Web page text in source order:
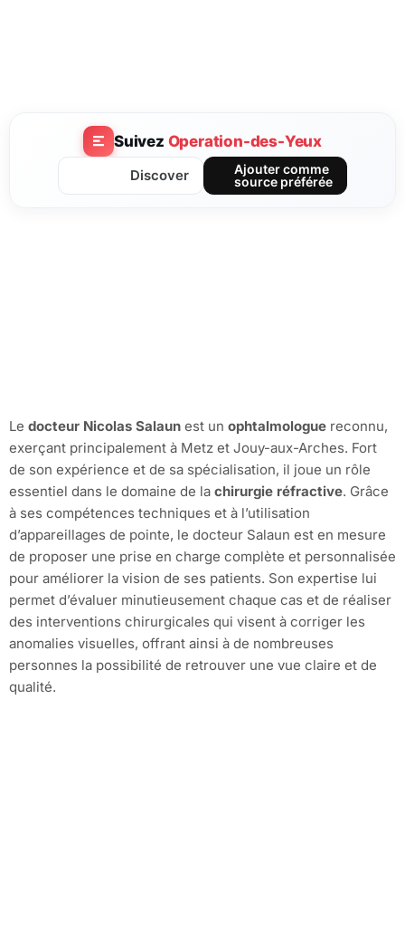
Suivez Operation-des-Yeux
Discover
Ajouter comme
source préférée
Le docteur Nicolas Salaun est un ophtalmologue reconnu,
exerçant principalement à Metz et Jouy-aux-Arches. Fort
de son expérience et de sa spécialisation, il joue un rôle
essentiel dans le domaine de la chirurgie réfractive. Grâce
à ses compétences techniques et à l’utilisation
d’appareillages de pointe, le docteur Salaun est en mesure
de proposer une prise en charge complète et personnalisée
pour améliorer la vision de ses patients. Son expertise lui
permet d’évaluer minutieusement chaque cas et de réaliser
des interventions chirurgicales qui visent à corriger les
anomalies visuelles, offrant ainsi à de nombreuses
personnes la possibilité de retrouver une vue claire et de
qualité.